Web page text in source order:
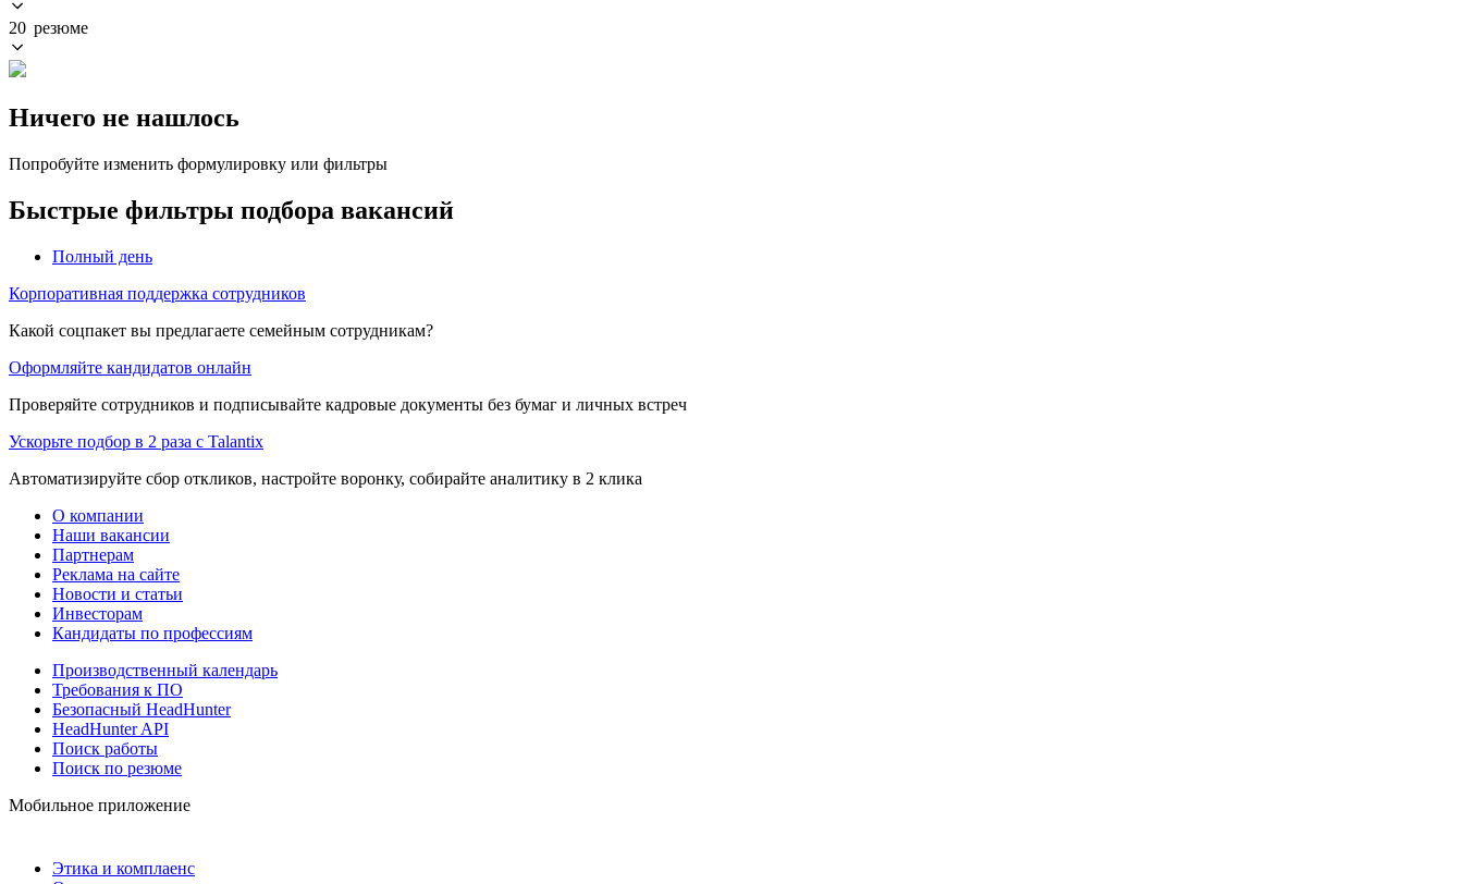
20 резюме
Ничего не нашлось
Попробуйте изменить формулировку или фильтры
Быстрые фильтры подбора вакансий
Полный день
Корпоративная поддержка сотрудников
Какой соцпакет вы предлагаете семейным сотрудникам?
Оформляйте кандидатов онлайн
Проверяйте сотрудников и подписывайте кадровые документы без бумаг и личных встреч
Ускорьте подбор в 2 раза с Talantix
Автоматизируйте сбор откликов, настройте воронку, собирайте аналитику в 2 клика
О компании
Наши вакансии
Партнерам
Реклама на сайте
Новости и статьи
Инвесторам
Кандидаты по профессиям
Производственный календарь
Требования к ПО
Безопасный HeadHunter
HeadHunter API
Поиск работы
Поиск по резюме
Мобильное приложение
Этика и комплаенс